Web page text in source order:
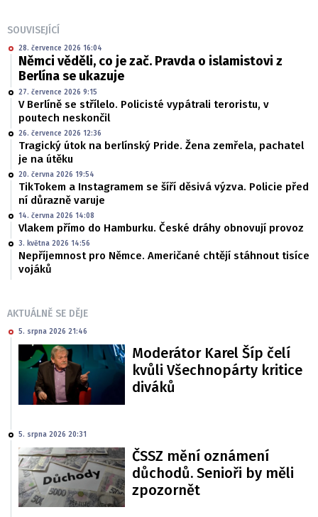
SOUVISEJÍCÍ
28. července 2026 16:04
Němci věděli, co je zač. Pravda o islamistovi z
Berlína se ukazuje
27. července 2026 9:15
V Berlíně se střílelo. Policisté vypátrali teroristu, v
poutech neskončil
26. července 2026 12:36
Tragický útok na berlínský Pride. Žena zemřela, pachatel
je na útěku
20. června 2026 19:54
TikTokem a Instagramem se šíří děsivá výzva. Policie před
ní důrazně varuje
14. června 2026 14:08
Vlakem přímo do Hamburku. České dráhy obnovují provoz
3. května 2026 14:56
Nepříjemnost pro Němce. Američané chtějí stáhnout tisíce
vojáků
AKTUÁLNĚ SE DĚJE
5. srpna 2026 21:46
Moderátor Karel Šíp čelí
kvůli Všechnopárty kritice
diváků
5. srpna 2026 20:31
ČSSZ mění oznámení
důchodů. Senioři by měli
zpozornět